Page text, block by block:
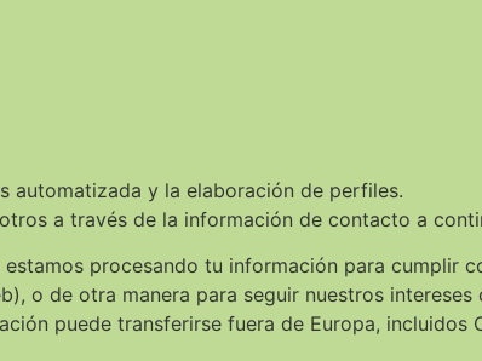
automatizada y la elaboración de perfiles.
a través de la información de contacto a
procesando tu información para cumplir
o de otra manera para seguir nuestros
puede transferirse fuera de Europa, incluidos